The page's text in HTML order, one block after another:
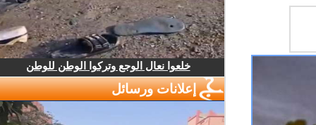
خلعوا نعال الوجع وتركوا الوطن للوطن
إعلانات ورسائل